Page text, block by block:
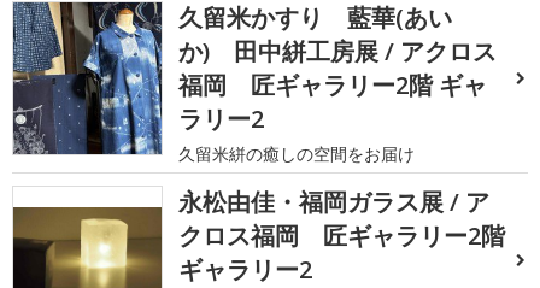
久留米かすり 藍華(あい
か) 田中絣工房展 / アクロス
福岡 匠ギャラリー2階 ギャ
ラリー2
久留米絣の癒しの空間をお届け
永松由佳・福岡ガラス展 / ア
クロス福岡 匠ギャラリー2階
ギャラリー2